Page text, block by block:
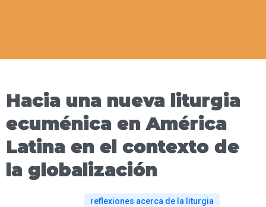
Hacia una nueva liturgia
ecuménica en América
Latina en el contexto de
la globalización
reflexiones acerca de la liturgia